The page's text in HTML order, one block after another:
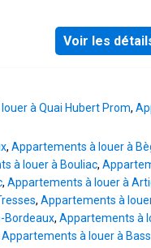
benoit.-r CENON
+ CHAUFFAGE) Les
de la résidence. 5
(TER) mais aussi la
sur les hauteurs de
pavillonnaires de
commerçant, notre
parfait entre sérénité
compte de
Voir les
à Quai Hubert Prom,
, Appartements à louer à
à louer à Bouliac,
, Appartements à louer à
, Appartements à
Bordeaux, Appartements à
Appartements à louer à